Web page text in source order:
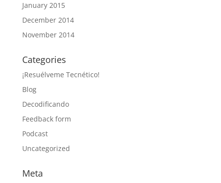
January 2015
December 2014
November 2014
Categories
¡Resuélveme Tecnético!
Blog
Decodificando
Feedback form
Podcast
Uncategorized
Meta